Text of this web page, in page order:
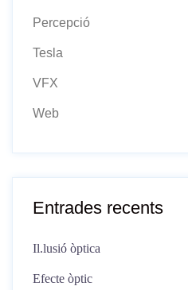
Percepció
Tesla
VFX
Web
Entrades recents
Il.lusió òptica
Efecte òptic